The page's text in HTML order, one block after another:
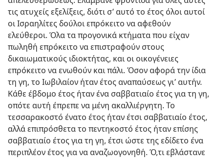
τις ατυχείς εξελίξεις, διότι σ’ αυτό το έτος όλοι αυτοί
οι Ισραηλίτες δούλοι επρόκειτο να αφεθούν
ελεύθεροι. Όλα τα προγονικά κτήματα που είχαν
πωληθή επρόκειτο να επιστραφούν στους
δικαιωματικούς ιδιοκτήτας, και οι οικογένειες
επρόκειτο να ενωθούν και πάλι. Όσον αφορά την ίδια
τη γη, το Ιωβιλαίον ήταν έτος αναπαύσεως γι’ αυτήν.
Κάθε έβδομο έτος ήταν ένα σαββατιαίο έτος για τη γη,
οπότε αυτή έπρεπε να μένη ακαλλιέργητη. Το
τεσσαρακοστό ένατο έτος ήταν έτσι σαββατιαίο έτος,
αλλά επιπρόσθετα το πεντηκοστό έτος ήταν επίσης
σαββατιαίο έτος για τη γη, έτσι ώστε της εδίδετο ένα
περιπλέον έτος για να αναζωογονηθή. Ό,τι εβλάστανε